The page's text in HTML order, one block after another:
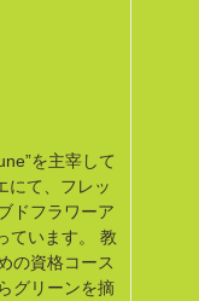
を主宰して
にて、フレッ
ドフラワーア
います。
教
の資格コース
グリーンを摘